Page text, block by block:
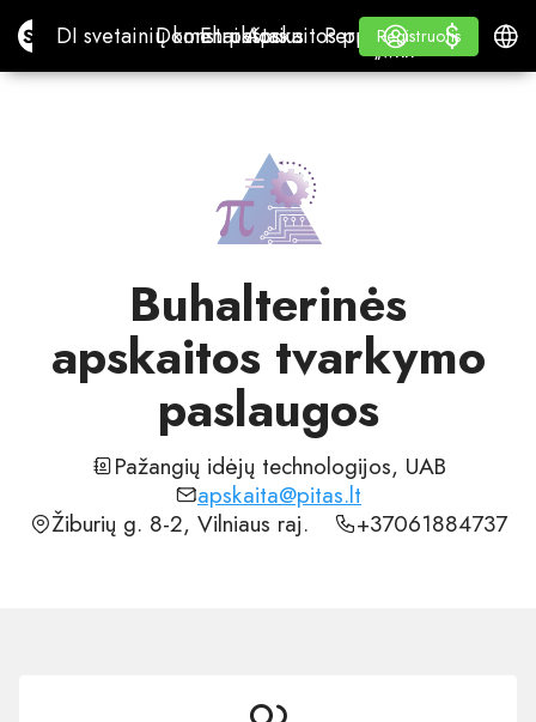
Site.proDI svetainių konstruktorius
DI svetainių konstruktorius
Domenai
DomenaiEl. paštas
El. paštasApskaitos programa
Apskaitos programa
Perpardavėjams
„WHITE LABEL“
Mokymasis
Mokymasis
Registruotis
Registruotis
Prisijungti
$
$
Buhalterinės
apskaitos tvarkymo
paslaugos
Pažangių idėjų technologijos, UAB
apskaita@pitas.lt
Žiburių g. 8-2, Vilniaus raj.
+37061884737